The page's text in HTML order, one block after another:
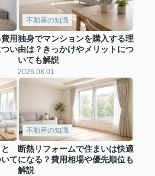
用
い
不動産の知識
独身でマンションを購入する理
由は？きっかけやメリットにつ
いても解説
2026.08.01
て
不動産の知識
断熱リフォームで住まいは快適
になる？費用相場や優先順位も
解説